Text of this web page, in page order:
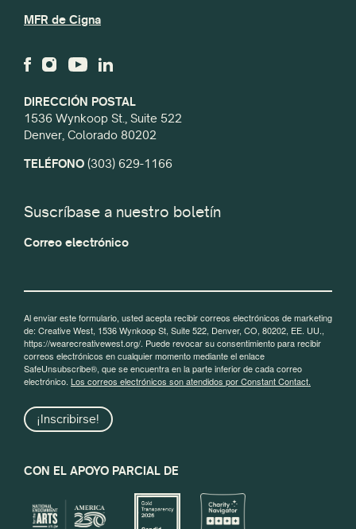
DIRECCIÓN POSTAL
1536 Wynkoop St., Suite 522
Denver, Colorado 80202
TELÉFONO (303) 629-1166
MFR de Cigna
Suscríbase a nuestro boletín
Correo electrónico
Al enviar este formulario, usted acepta recibir correos electrónicos de marketing
de: Creative West, 1536 Wynkoop St, Suite 522, Denver, CO, 80202, EE. UU.,
https://wearecreativewest.org/. Puede revocar su consentimiento para recibir
correos electrónicos en cualquier momento mediante el enlace
SafeUnsubscribe®, que se encuentra en la parte inferior de cada correo
electrónico. Los correos electrónicos son atendidos por Constant Contact.
¡Inscribirse!
CON EL APOYO PARCIAL DE